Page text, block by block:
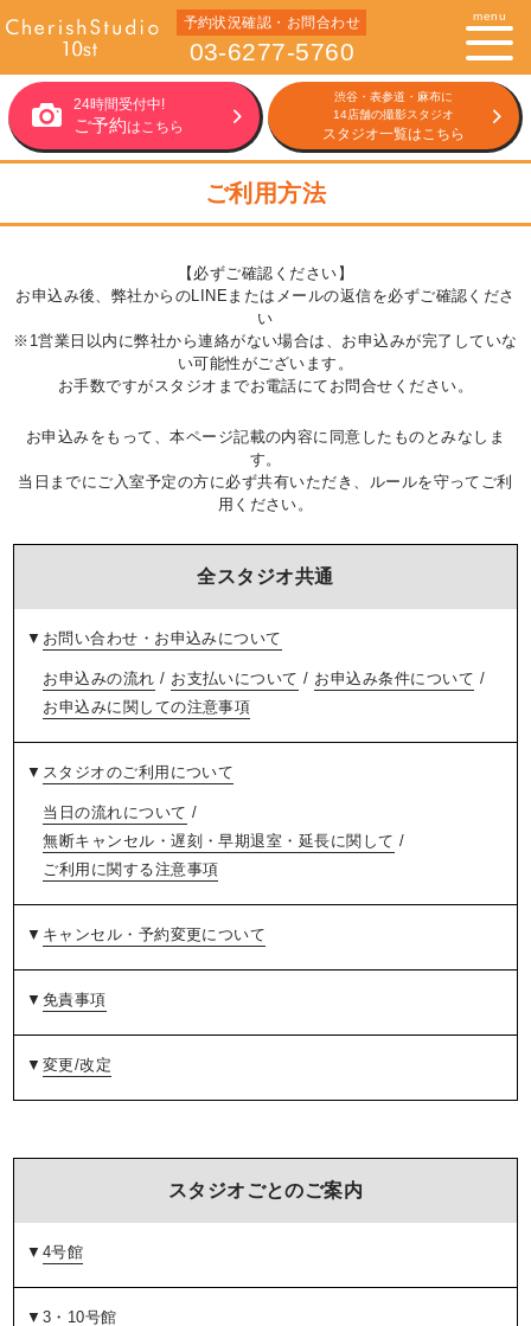
予約状況確認・お問合わせ
03-6277-5760
menu
24時間受付中!
ご予約はこちら
渋谷・表参道・麻布に
14店舗の撮影スタジオ
スタジオ一覧はこちら
ご利用方法
【必ずご確認ください】
お申込み後、弊社からのLINEまたはメールの返信を必ずご確認くださ
い
※1営業日以内に弊社から連絡がない場合は、お申込みが完了していな
い可能性がございます。
お手数ですがスタジオまでお電話にてお問合せください。
お申込みをもって、本ページ記載の内容に同意したものとみなしま
す。
当日までにご入室予定の方に必ず共有いただき、ルールを守ってご利
用ください。
全スタジオ共通
▼ お問い合わせ・お申込みについて
お申込みの流れ / お支払いについて / お申込み条件について /
お申込みに関しての注意事項
▼ スタジオのご利用について
当日の流れについて /
無断キャンセル・遅刻・早期退室・延長に関して /
ご利用に関する注意事項
▼ キャンセル・予約変更について
▼ 免責事項
▼ 変更/改定
スタジオごとのご案内
▼ 4号館
▼ 3・10号館